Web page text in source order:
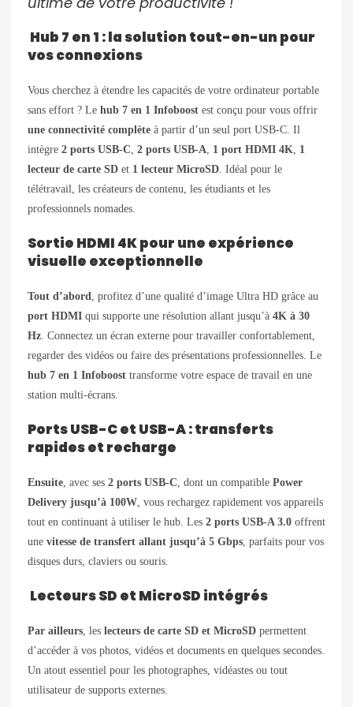
Hub 7 en 1 : la solution tout-en-un pour
vos connexions
Vous cherchez à étendre les capacités de votre ordinateur portable
sans effort ? Le hub 7 en 1 Infoboost est conçu pour vous offrir
une connectivité complète à partir d’un seul port USB-C. Il
intègre 2 ports USB-C 2 ports USB-A 1 port HDMI 4K
1
lecteur de carte SD et 1 lecteur MicroSD . Idéal pour le
télétravail, les créateurs de contenu, les étudiants et les
professionnels nomades.
Sortie HDMI 4K pour une expérience
visuelle exceptionnelle
Tout d’abord , profitez d’une qualité d’image Ultra HD grâce au
port HDMI qui supporte une résolution allant jusqu’à 4K à 30
Hz . Connectez un écran externe pour travailler confortablement,
regarder des vidéos ou faire des présentations professionnelles. Le
hub 7 en 1 Infoboost transforme votre espace de travail en une
station multi-écrans.
Ports USB-C et USB-A : transferts
rapides et recharge
Ensuite , avec ses 2 ports USB-C , dont un compatible Power
Delivery jusqu’à 100W , vous rechargez rapidement vos appareils
tout en continuant à utiliser le hub. Les 2 ports USB-A 3.0 offrent
une vitesse de transfert allant jusqu’à 5 Gbps , parfaits pour vos
disques durs, claviers ou souris.
Lecteurs SD et MicroSD intégrés
Par ailleurs , les lecteurs de carte SD et MicroSD permettent
d’accéder à vos photos, vidéos et documents en quelques secondes.
Un atout essentiel pour les photographes, vidéastes ou tout
utilisateur de supports externes.